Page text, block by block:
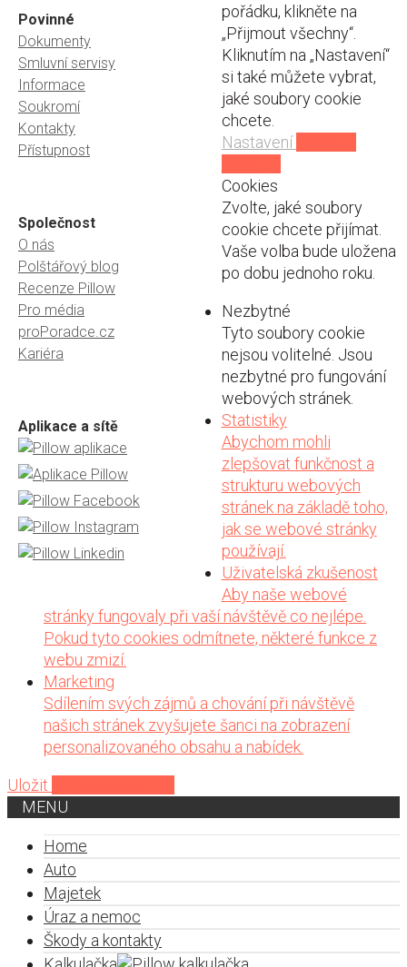
Povinné
Dokumenty
Smluvní servisy
Informace
Soukromí
Kontakty
Přístupnost
Společnost
O nás
Polštářový blog
Recenze Pillow
Pro média
proPoradce.cz
Kariéra
Aplikace a sítě
pořádku, klikněte na
„Přijmout všechny“.
Kliknutím na „Nastavení“
si také můžete vybrat,
jaké soubory cookie
chcete.
Nastavení
Cookies
Zvolte, jaké soubory
cookie chcete přijímat.
Vaše volba bude uložena
po dobu jednoho roku.
Nezbytné
Tyto soubory cookie
nejsou volitelné. Jsou
nezbytné pro fungování
webových stránek.
Statistiky
Abychom mohli
zlepšovat funkčnost a
strukturu webových
stránek na základě toho,
jak se webové stránky
používají.
Uživatelská zkušenost
Aby naše webové
stránky fungovaly při vaší návštěvě co nejlépe.
Pokud tyto cookies odmítnete, některé funkce z
webu zmizí.
Marketing
Sdílením svých zájmů a chování při návštěvě
našich stránek zvyšujete šanci na zobrazení
personalizovaného obsahu a nabídek.
Uložit
MENU
Home
Auto
Majetek
Úraz a nemoc
Škody a kontakty